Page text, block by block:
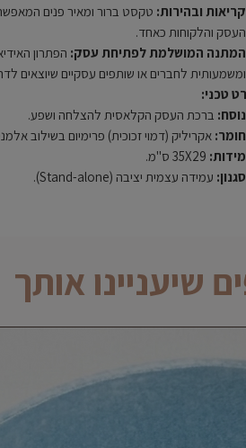
קריאות ובהירות: טקסט ברור ומאיר פנים
העסק והלקוחות כאחד.
המתנה המושלמת לפתיחת עסק: הפתרון
ומשמעותית לחברים או שותפים עסקיים שיוצאים
טכני:
נוסח: ברכת העסק הקלאסית להצלחה ושפע.
חומר: אקריליק (דמוי זכוכית) פרימיום בשילוב
מידות:
סגנון: עמידה עצמית יציבה (Stand-alone).
שיעניינו אותך